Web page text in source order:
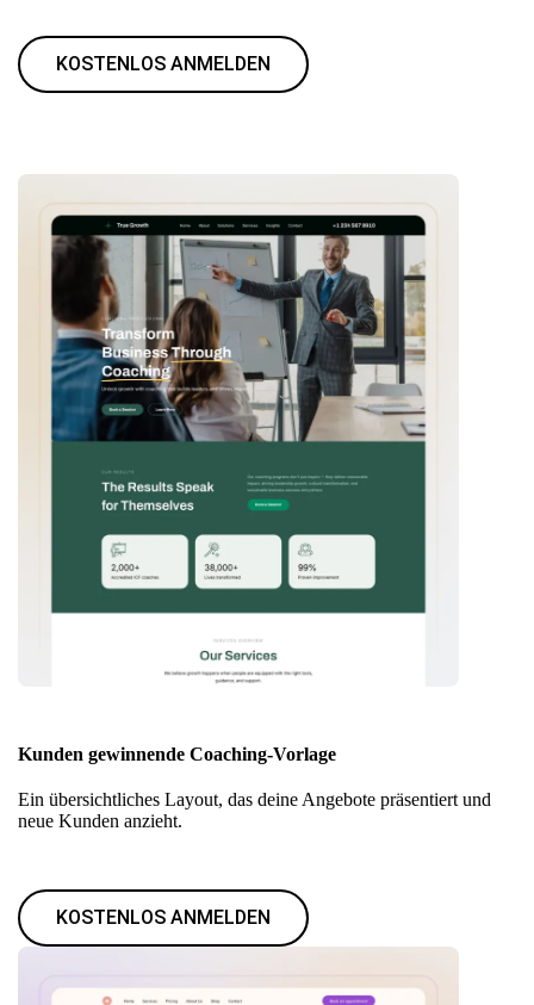
KOSTENLOS ANMELDEN
Kunden gewinnende Coaching-Vorlage
Ein übersichtliches Layout, das deine Angebote präsentiert und
neue Kunden anzieht.
KOSTENLOS ANMELDEN